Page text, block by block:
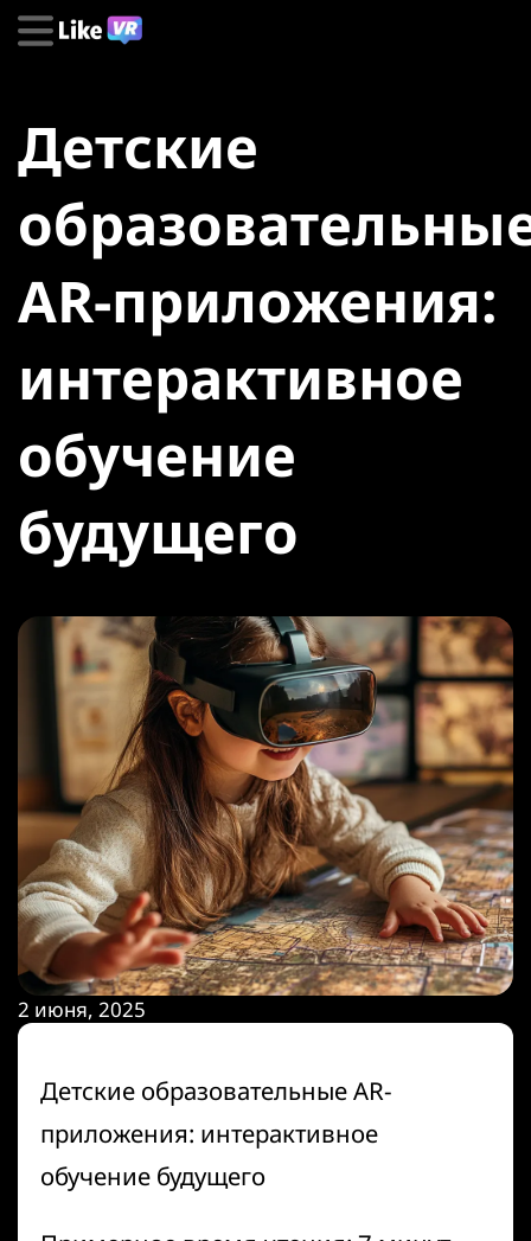
Детские
AR-приложения:
интерактивное
обучение
будущего
2 июня, 2025
Детские образовательные AR-
приложения: интерактивное
обучение будущего